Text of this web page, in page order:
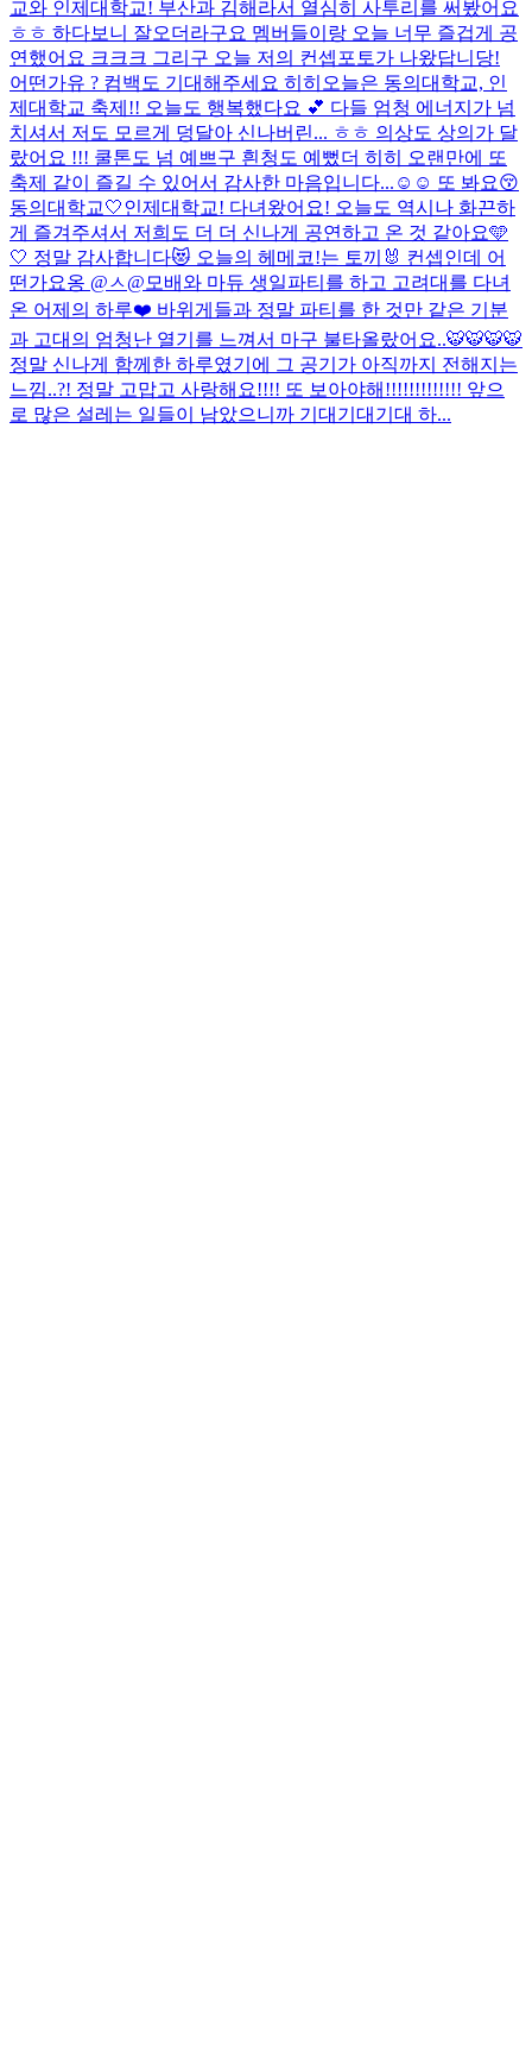
교와 인제대학교! 부산과 김해라서 열심히 사투리를 써봤어요
ㅎㅎ 하다보니 잘오더라구요 멤버들이랑 오늘 너무 즐겁게 공
연했어요 크크크 그리구 오늘 저의 컨셉포토가 나왔답니당!
어떤가유 ? 컴백도 기대해주세요 히히 오늘은 동의대학교, 인
제대학교 축제!! 오늘도 행복했다요 💕 다들 엄청 에너지가 넘
치셔서 저도 모르게 덩달아 신나버린... ㅎㅎ 의상도 상의가 달
랐어요 !!! 쿨톤도 넘 예쁘구 흰청도 예뻤더 히히 오랜만에 또
축제 같이 즐길 수 있어서 감사한 마음입니다...☺️☺️ 또 봐요😚
동의대학교🤍인제대학교! 다녀왔어요! 오늘도 역시나 화끈하
게 즐겨주셔서 저희도 더 더 신나게 공연하고 온 것 같아요🩵
🤍 정말 감사합니다😻 오늘의 헤메코!는 토끼🐰 컨셉인데 어
떤가요옹 @ㅅ@ 모배와 마듀 생일파티를 하고 고려대를 다녀
온 어제의 하루❤️ 바위게들과 정말 파티를 한 것만 같은 기분
과 고대의 엄청난 열기를 느껴서 마구 불타올랐어요..🐯🐯🐯🐯
정말 신나게 함께한 하루였기에 그 공기가 아직까지 전해지는
느낌..?! 정말 고맙고 사랑해요!!!! 또 보아야해!!!!!!!!!!!!! 앞으
로 많은 설레는 일들이 남았으니까 기대기대기대 하...